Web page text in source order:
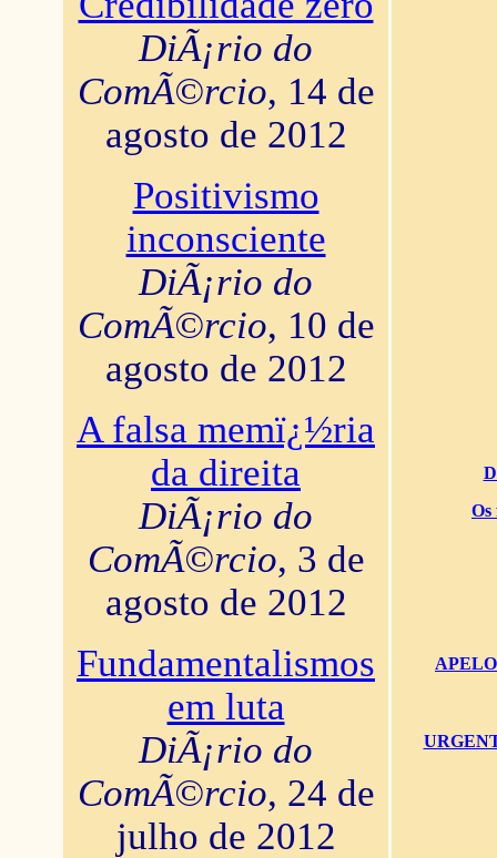
DiÃ¡rio do
ComÃ©rcio, 14 de
agosto de 2012
Positivismo
inconsciente
DiÃ¡rio do
ComÃ©rcio, 10 de
agosto de 2012
A falsa memï¿½ria
da direita
DiÃ¡rio do
ComÃ©rcio, 3 de
agosto de 2012
Fundamentalismos
em luta
DiÃ¡rio do
ComÃ©rcio, 24 de
julho de 2012
Os